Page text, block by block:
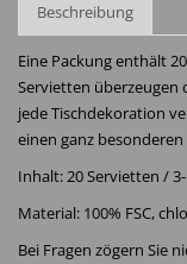
Beschreibung
Eine Packung enthält
Servietten überzeugen
jede Tischdekoration
einen ganz
Inhalt: 20 Servietten /
Material: 100% FSC,
Bei Fragen zögern Sie